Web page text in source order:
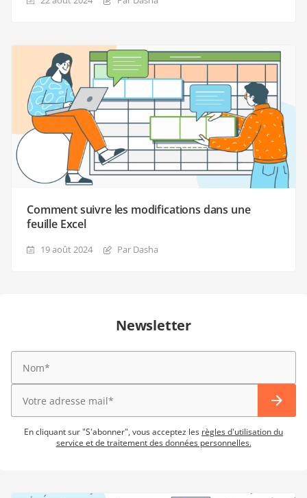
Comment suivre les modifications dans une
feuille Excel
19 août 2024 Par Dasha
Newsletter
En cliquant sur "S'abonner", vous acceptez les règles d'utilisation du
service et de traitement des données personnelles.